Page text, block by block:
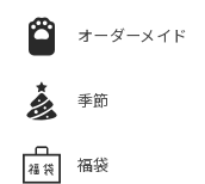
オーダーメイド
季節
福袋